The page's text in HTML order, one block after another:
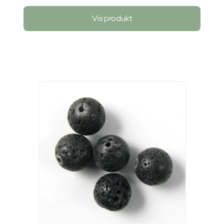
Vis produkt